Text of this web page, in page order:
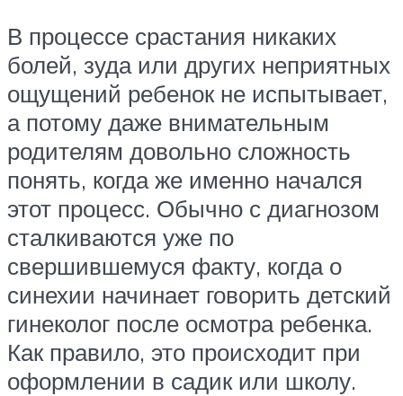
В процессе срастания никаких
болей, зуда или других неприятных
ощущений ребенок не испытывает,
а потому даже внимательным
родителям довольно сложность
понять, когда же именно начался
этот процесс. Обычно с диагнозом
сталкиваются уже по
свершившемуся факту, когда о
синехии начинает говорить детский
гинеколог после осмотра ребенка.
Как правило, это происходит при
оформлении в садик или школу.